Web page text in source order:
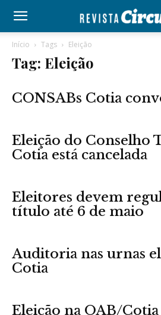
Início Tags Eleição
Tag: Eleição
CONSABs Cotia
Eleição do Conselho
Cotia está cancelada
Eleitores devem
título até 6 de maio
Auditoria nas urnas
Cotia
Eleição na OAB/